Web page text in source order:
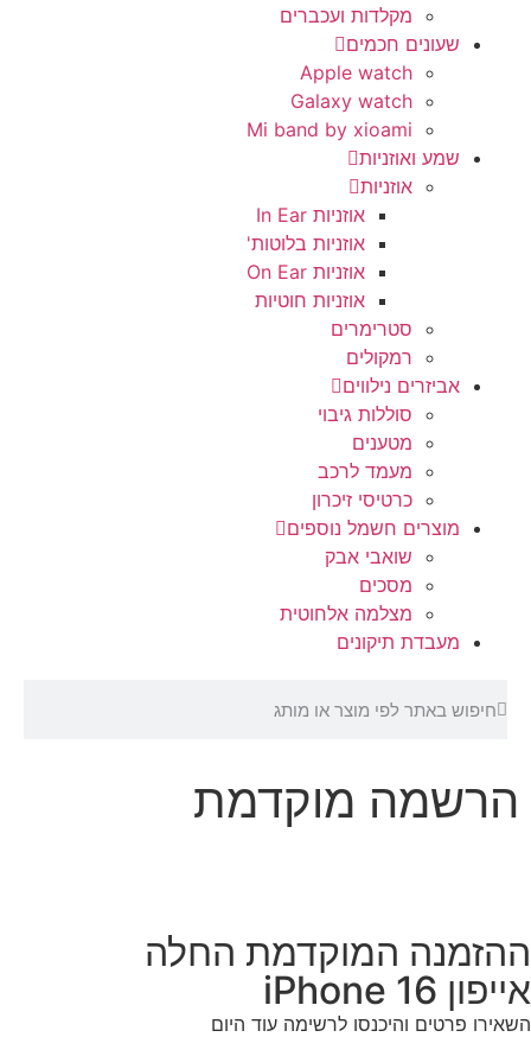
מקלדות ועכברים
שעונים חכמים
Apple watch
Galaxy watch
Mi band by xioami
שמע ואוזניות
אוזניות
אוזניות In Ear
אוזניות בלוטות'
אוזניות On Ear
אוזניות חוטיות
סטרימרים
רמקולים
אביזרים נילווים
סוללות גיבוי
מטענים
מעמד לרכב
כרטיסי זיכרון
מוצרים חשמל נוספים
שואבי אבק
מסכים
מצלמה אלחוטית
מעבדת תיקונים
הרשמה מוקדמת
ההזמנה המוקדמת החלה
אייפון iPhone 16
השאירו פרטים והיכנסו לרשימה עוד היום